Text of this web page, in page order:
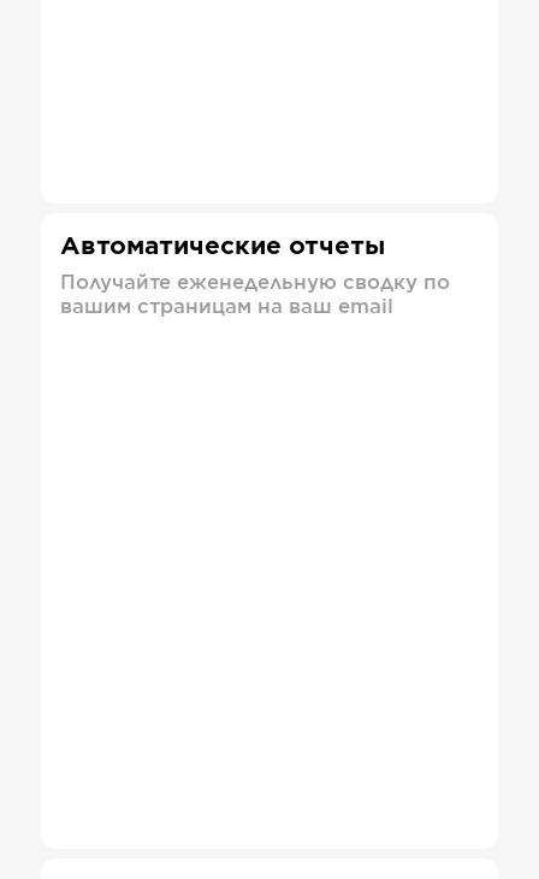
Автоматические отчеты
Получайте еженедельную сводку по
вашим страницам на ваш email